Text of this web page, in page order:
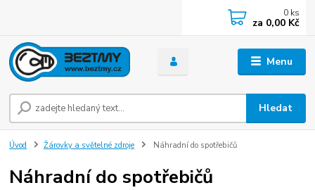
Menu
Hledat
0 ks
za 0,00 Kč
Úvod Žárovky a světelné zdroje Náhradní do spotřebičů
Náhradní do spotřebičů